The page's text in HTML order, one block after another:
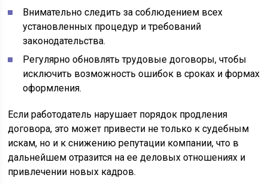
Внимательно следить за соблюдением всех
установленных процедур и требований
законодательства.
Регулярно обновлять трудовые договоры, чтобы
исключить возможность ошибок в сроках и формах
оформления.
Если работодатель нарушает порядок продления
договора, это может привести не только к судебным
искам, но и к снижению репутации компании, что в
дальнейшем отразится на ее деловых отношениях и
привлечении новых кадров.